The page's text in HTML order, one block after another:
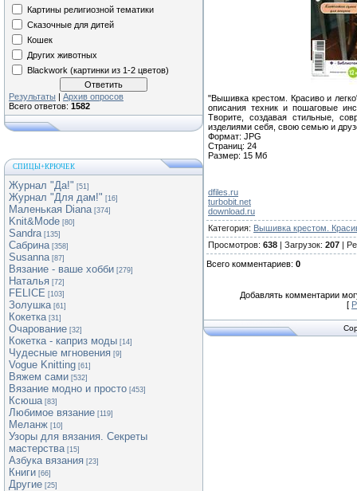
Картины религиозной тематики
Сказочные для дитей
Кошек
Других животных
Blackwork (картинки из 1-2 цветов)
Результаты | Архив опросов
Всего ответов: 1582
СПИЦЫ+КРЮЧЕК
Журнал "Да!" [51]
Журнал "Для дам!" [16]
Маленькая Diana [374]
Knit&Mode [80]
Sandra [135]
Сабрина [358]
Susanna [87]
Вязание - ваше хобби [279]
Наталья [72]
FELICE [103]
Золушка [61]
Кокетка [31]
Очарование [32]
Кокетка - каприз моды [14]
Чудесные мгновения [9]
Vogue Knitting [61]
Вяжем сами [532]
Вязание модно и просто [453]
Ксюша [83]
Любимое вязание [119]
Меланж [10]
Узоры для вязания. Секреты
мастерства [15]
Азбука вязания [23]
Книги [66]
Другие [25]
"Вышивка крестом. Красиво и
описания техник и пошаговые
Творите, создавая стильные,
изделиями себя, свою семью и
Формат: JPG
Страниц: 24
Размер: 15 Мб
dfiles.ru
turbobit.net
download.ru
Категория: Вышивка крестом.
Просмотров: 638 | Загрузок: 207 |
Всего комментариев: 0
Добавлять комментарии
[